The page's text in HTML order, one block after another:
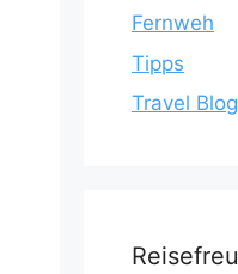
Fernweh
Tipps
Travel Blog